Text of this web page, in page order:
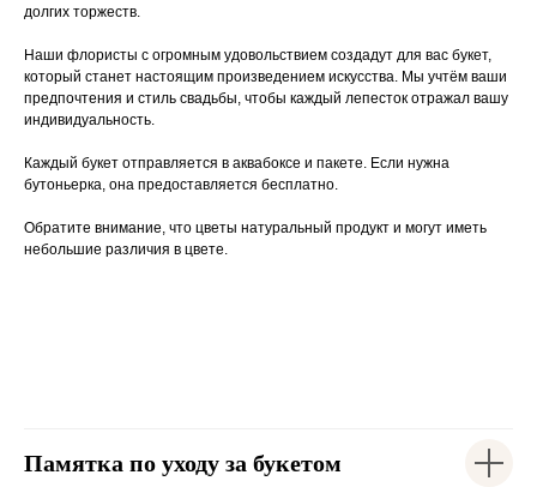
долгих торжеств.
Наши флористы с огромным удовольствием создадут для вас букет,
который станет настоящим произведением искусства. Мы учтём ваши
предпочтения и стиль свадьбы, чтобы каждый лепесток отражал вашу
индивидуальность.
Каждый букет отправляется в аквабоксе и пакете. Если нужна
бутоньерка, она предоставляется бесплатно.
Обратите внимание, что цветы натуральный продукт и могут иметь
небольшие различия в цвете.
Памятка по уходу за букетом